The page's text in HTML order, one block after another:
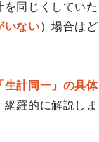
を同じくしていた
いない）場合はど
生計同一」の具体
網羅的に解説しま